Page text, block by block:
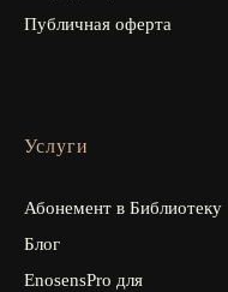
Публичная оферта
Услуги
Абонемент в Библиотеку
Блог
EnosensPro для